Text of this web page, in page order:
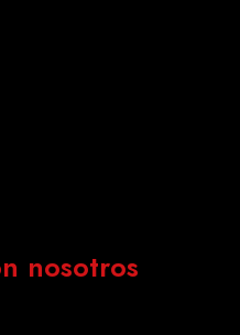
nosotros